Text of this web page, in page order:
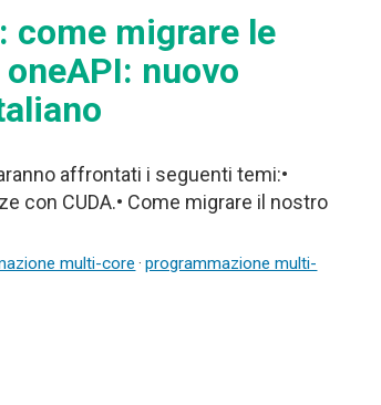
come migrare le
nuovo
affrontati i seguenti temi:•
con CUDA.• Come migrare il nostro
multi-core ·programmazione multi-